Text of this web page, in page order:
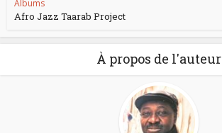
Albums
Afro Jazz Taarab Project
À propos de l'auteur